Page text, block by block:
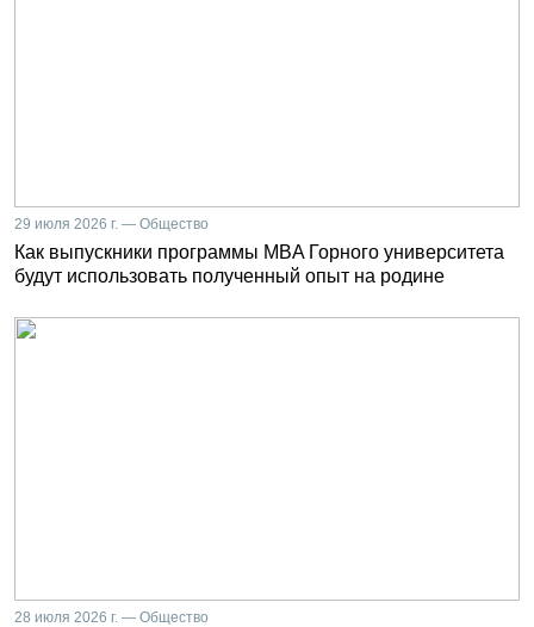
29 июля 2026 г. — Общество
Как выпускники программы MBA Горного университета
будут использовать полученный опыт на родине
28 июля 2026 г. — Общество